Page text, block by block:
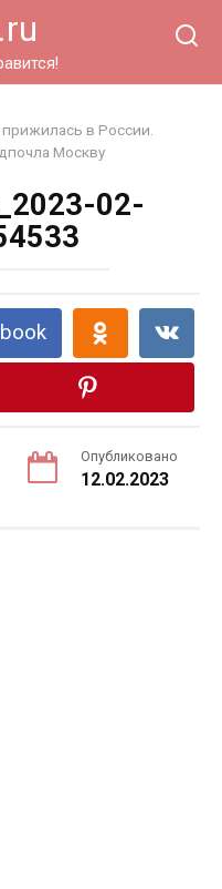
в России.
Москву
02-
Опубликовано
12.02.2023